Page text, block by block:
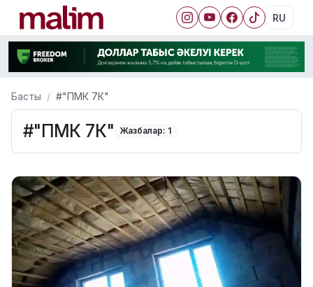
RU
Басты #"ПМК 7К"
#"ПМК 7К" Жазбалар: 1